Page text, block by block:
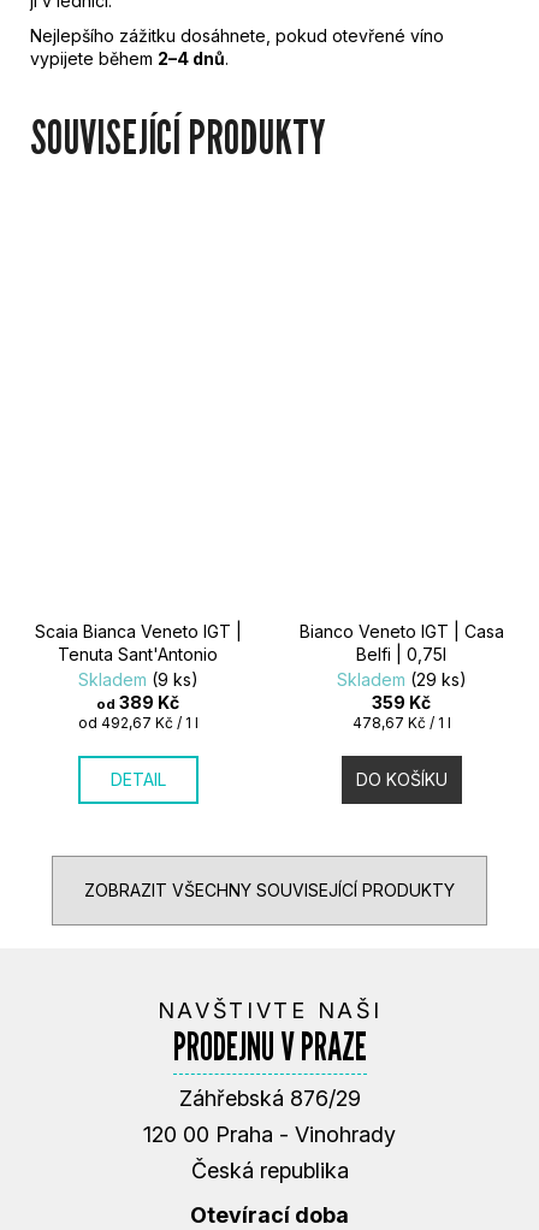
Nejlepšího zážitku dosáhnete, pokud otevřené víno
vypijete během 2–4 dnů.
SOUVISEJÍCÍ PRODUKTY
Scaia Bianca Veneto IGT |
Tenuta Sant'Antonio
Skladem (9 ks)
od 389 Kč
Měrná
od 492,67 Kč / 1 l
DETAIL
Bianco Veneto IGT | Casa
Belfi | 0,75l
Skladem (29 ks)
359 Kč
Měrná
478,67 Kč / 1 l
DO KOŠÍKU
ZOBRAZIT VŠECHNY SOUVISEJÍCÍ PRODUKTY
NAVŠTIVTE NAŠI
PRODEJNU V PRAZE
Záhřebská 876/29
120 00 Praha - Vinohrady
Česká republika
Otevírací doba